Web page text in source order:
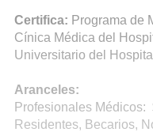
Certifica: Programa de
Cínica Médica del
Universitario del
Aranceles:
Profesionales Médicos:
Residentes, Becarios,